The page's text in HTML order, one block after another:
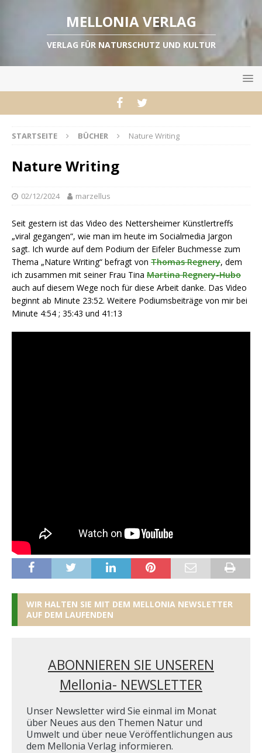
MELLONIA VERLAG
VERLAG FÜR NATURSCHUTZ UND KULTUR
STARTSEITE BÜCHER Nature Writing
Nature Writing
02/12/2024 marzellus
Seit gestern ist das Video des Nettersheimer Künstlertreffs
„viral gegangen“, wie man im heute im Socialmedia Jargon
sagt. Ich wurde auf dem Podium der Eifeler Buchmesse zum
Thema „Nature Writing“ befragt von Thomas Regnery, dem
ich zusammen mit seiner Frau Tina Martina Regnery-Hubo
auch auf diesem Wege noch für diese Arbeit danke. Das Video
beginnt ab Minute 23:52. Weitere Podiumsbeiträge von mir bei
Minute 4:54 ; 35:43 und 41:13
WIR HALTEN SIE MIT DEM MELLONIA NEWSLETTER
AUF DEM LAUFENDEN
ABONNIEREN SIE UNSEREN
Mellonia- NEWSLETTER
Unser Newsletter wird Sie einmal im Monat
über Neues aus den Themen Natur und
Umwelt und über neue Veröffentlichungen aus
dem Mellonia Verlag informieren.